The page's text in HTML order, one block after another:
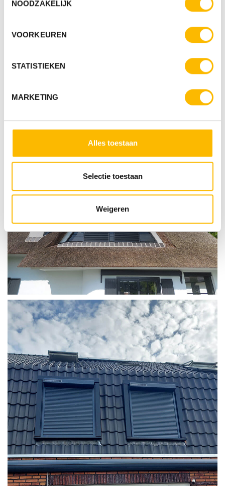
NOODZAKELIJK
VOORKEUREN
STATISTIEKEN
MARKETING
Alles toestaan
Selectie toestaan
Weigeren